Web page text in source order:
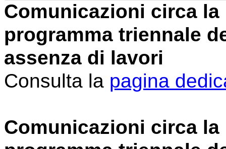
Comunicazioni circa
programma triennale
assenza di lavori
Consulta la pagina
Comunicazioni circa